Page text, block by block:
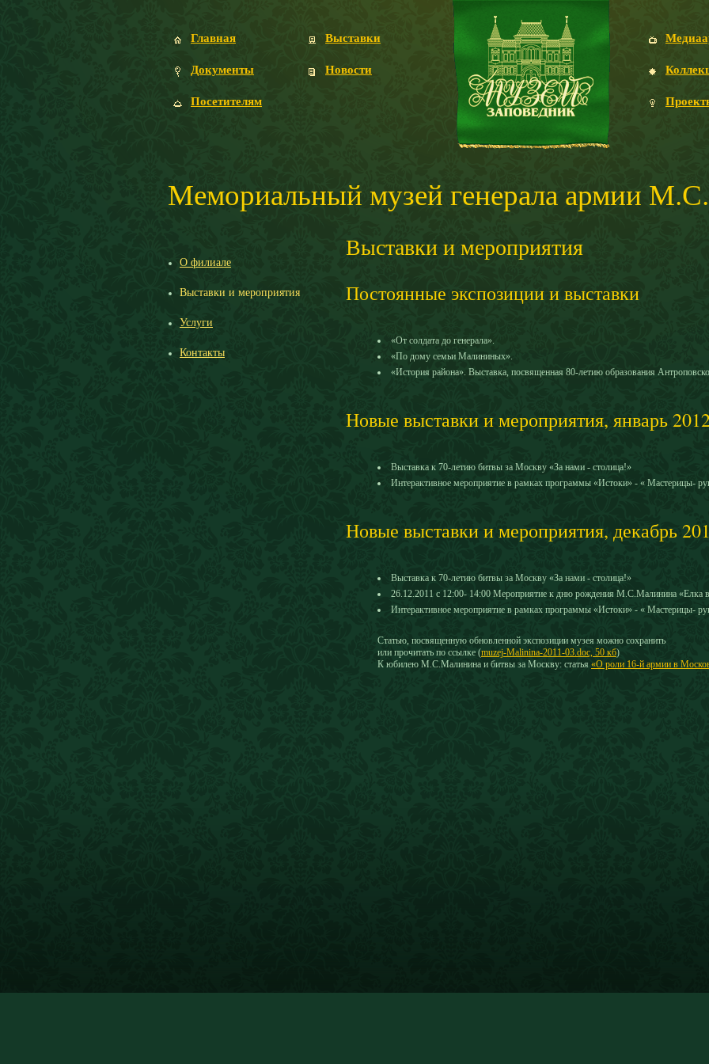
Главная
Документы
Посетителям
Выставки
Новости
Мемориальный музей генерала армии
О филиале
Выставки и мероприятия
Услуги
Контакты
Выставки и мероприятия
Постоянные экспозиции и выставки
«От солдата до генерала».
«По дому семьи Малининых».
«История района». Выставка, посвященная 80-летию образования
Новые выставки и мероприятия, январь
Выставка к 70-летию битвы за Москву «За нами - столица!»
Интерактивное мероприятие в рамках программы «Истоки» - « Мастерицы-
Новые выставки и мероприятия, декабрь
Выставка к 70-летию битвы за Москву «За нами - столица!»
26.12.2011 с 12:00- 14:00 Мероприятие к дню рождения М.С.Малинина «Елка
Интерактивное мероприятие в рамках программы «Истоки» - « Мастерицы-
Статью, посвященную обновленной экспозиции музея можно сохранить
или прочитать по ссылке (muzej-Malinina-2011-03.doc, 50 кб)
К юбилею М.С.Малинина и битвы за Москву: статья «О роли 16-й армии в